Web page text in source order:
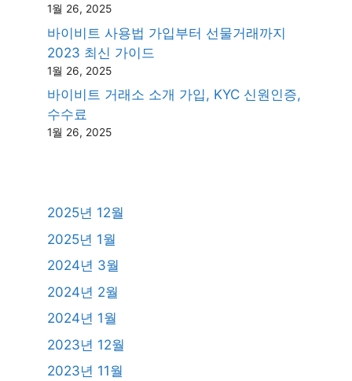
1월 26, 2025
바이비트 사용법 가입부터 선물거래까지
2023 최신 가이드
1월 26, 2025
바이비트 거래소 소개 가입, KYC 신원인증,
수수료
1월 26, 2025
2025년 12월
2025년 1월
2024년 3월
2024년 2월
2024년 1월
2023년 12월
2023년 11월